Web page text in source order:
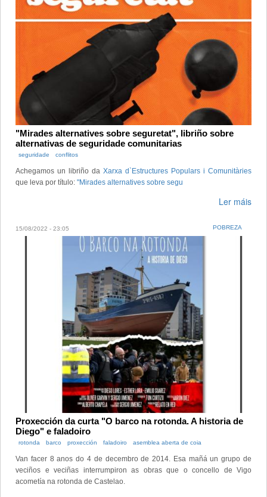
"Mirades alternatives sobre seguretat", libriño sobre
alternativas de seguridade comunitarias
seguridade conflitos
Achegamos un libriño da Xarxa d`Estructures Populars i Comunitàries
que leva por título: "Mirades alternatives sobre segu
Ler máis
15/08/2022 - 23:05 POBREZA
Proxección da curta "O barco na rotonda. A historia de
Diego" e faladoiro
rotonda barco proxección faladoiro asemblea aberta de coia
Van facer 8 anos do 4 de decembro de 2014. Esa mañá un grupo de
veciños e veciñas interrumpiron as obras que o concello de Vigo
acometía na rotonda de Castelao.